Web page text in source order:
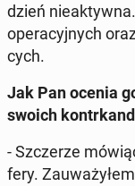
dzień
ope­ra­cyj­nych
cych.
Jak Pan ocenia
swoich
- Szcze­rze
fe­ry.